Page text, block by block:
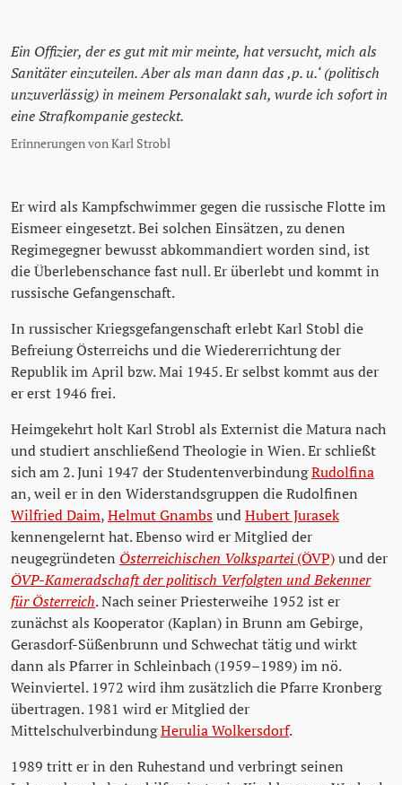
Ein Offizier, der es gut mit mir meinte, hat versucht, mich als
Sanitäter einzuteilen. Aber als man dann das ‚p. u.‘ (politisch
unzuverlässig) in meinem Personalakt sah, wurde ich sofort in
eine Strafkompanie gesteckt.
Erinnerungen von Karl Strobl
Er wird als Kampfschwimmer gegen die russische Flotte im
Eismeer eingesetzt. Bei solchen Einsätzen, zu denen
Regimegegner bewusst abkommandiert worden sind, ist
die Überlebenschance fast null. Er überlebt und kommt in
russische Gefangenschaft.
In russischer Kriegsgefangenschaft erlebt Karl Stobl die
Befreiung Österreichs und die Wiedererrichtung der
Republik im April bzw. Mai 1945. Er selbst kommt aus der
er erst 1946 frei.
Heimgekehrt holt Karl Strobl als Externist die Matura nach
und studiert anschließend Theologie in Wien. Er schließt
sich am 2. Juni 1947 der StudentenverbindungRudolfina
an, weil er in den Widerstandsgruppen die Rudolfinen
Wilfried Daim,Helmut GnambsundHubert Jurasek
kennengelernt hat. Ebenso wird er Mitglied der
neugegründeten Österreichischen Volkspartei(ÖVP)und der
ÖVP-Kameradschaft der politisch Verfolgten und Bekenner
für Österreich. Nach seiner Priesterweihe 1952 ist er
zunächst als Kooperator (Kaplan) in Brunn am Gebirge,
Gerasdorf-Süßenbrunn und Schwechat tätig und wirkt
dann als Pfarrer in Schleinbach (1959–1989) im nö.
Weinviertel. 1972 wird ihm zusätzlich die Pfarre Kronberg
übertragen. 1981 wird er Mitglied der
MittelschulverbindungHerulia Wolkersdorf.
1989 tritt er in den Ruhestand und verbringt seinen